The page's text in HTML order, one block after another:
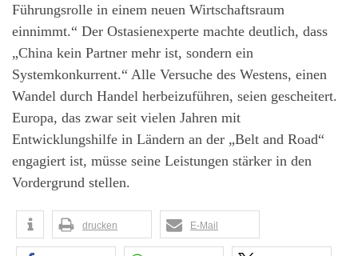
Führungsrolle in einem neuen Wirtschaftsraum
einnimmt.“ Der Ostasienexperte machte deutlich, dass
„China kein Partner mehr ist, sondern ein
Systemkonkurrent.“ Alle Versuche des Westens, einen
Wandel durch Handel herbeizuführen, seien gescheitert.
Europa, das zwar seit vielen Jahren mit
Entwicklungshilfe in Ländern an der „Belt and Road“
engagiert ist, müsse seine Leistungen stärker in den
Vordergrund stellen.
drucken E-Mail